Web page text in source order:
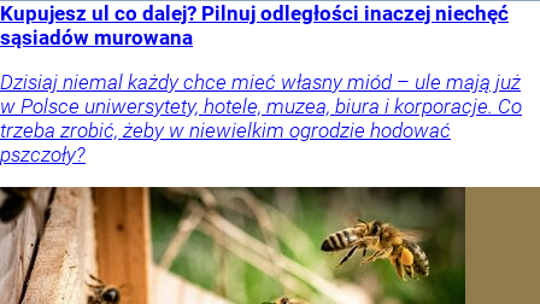
Kupujesz ul co dalej? Pilnuj odległości inaczej niechęć
sąsiadów murowana
Dzisiaj niemal każdy chce mieć własny miód – ule mają już
w Polsce uniwersytety, hotele, muzea, biura i korporacje. Co
trzeba zrobić, żeby w niewielkim ogrodzie hodować
pszczoły?